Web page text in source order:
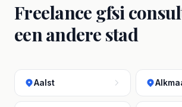
Freelance gfsi
een andere stad
Aalst